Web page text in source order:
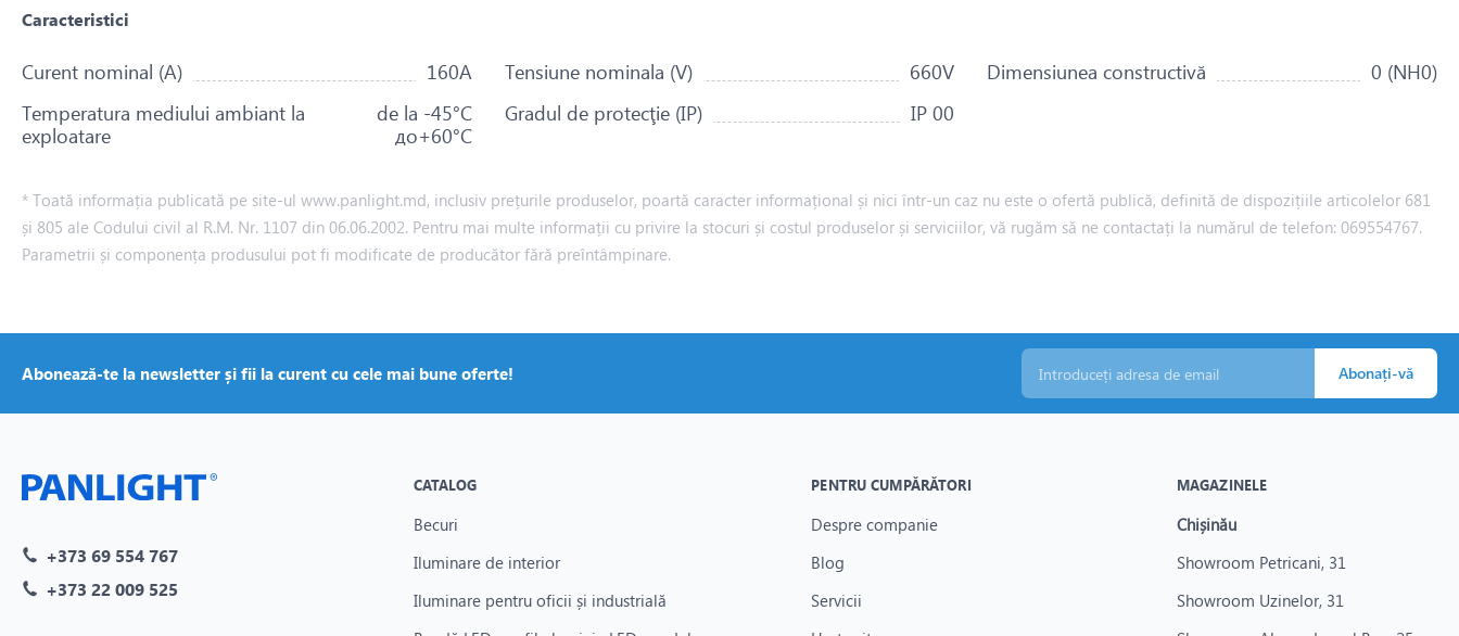
Caracteristici
Curent nominal (A) 160A Tensiune nominala (V) 660V Dimensiunea constructivă
0 (NH0)
Temperatura mediului ambiant la
exploatare
de la -45°С
до+60°С
Gradul de protecţie (IP) IP 00
* Toată informația publicată pe site-ul www.panlight.md, inclusiv prețurile produselor, poartă caracter informațional și nici într-un caz nu este o ofertă publică, definită de dispozițiile articolelor 681
și 805 ale Codului civil al R.M. Nr. 1107 din 06.06.2002. Pentru mai multe informații cu privire la stocuri și costul produselor și serviciilor, vă rugăm să ne contactați la numărul de telefon: 069554767.
Parametrii și componența produsului pot fi modificate de producător fără preîntâmpinare.
Abonează-te la newsletter și fii la curent cu cele mai bune oferte! Abonați-vă
+373 69 554 767
+373 22 009 525
CATALOG
Becuri
Iluminare de interior
Iluminare pentru oficii și industrială
PENTRU CUMPĂRĂTORI
Despre companie
Blog
Servicii
MAGAZINELE
Chișinău
Showroom Petricani, 31
Showroom Uzinelor, 31